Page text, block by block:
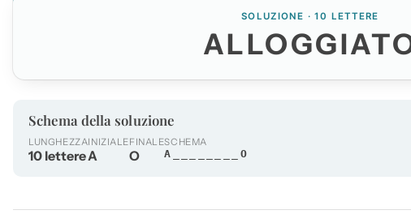
SOLUZIONE · 10 LETTERE
Schema della soluzione
LUNGHEZZA
10 lettere
INIZIALE
A
FINALE
O
SCHEMA
A________O